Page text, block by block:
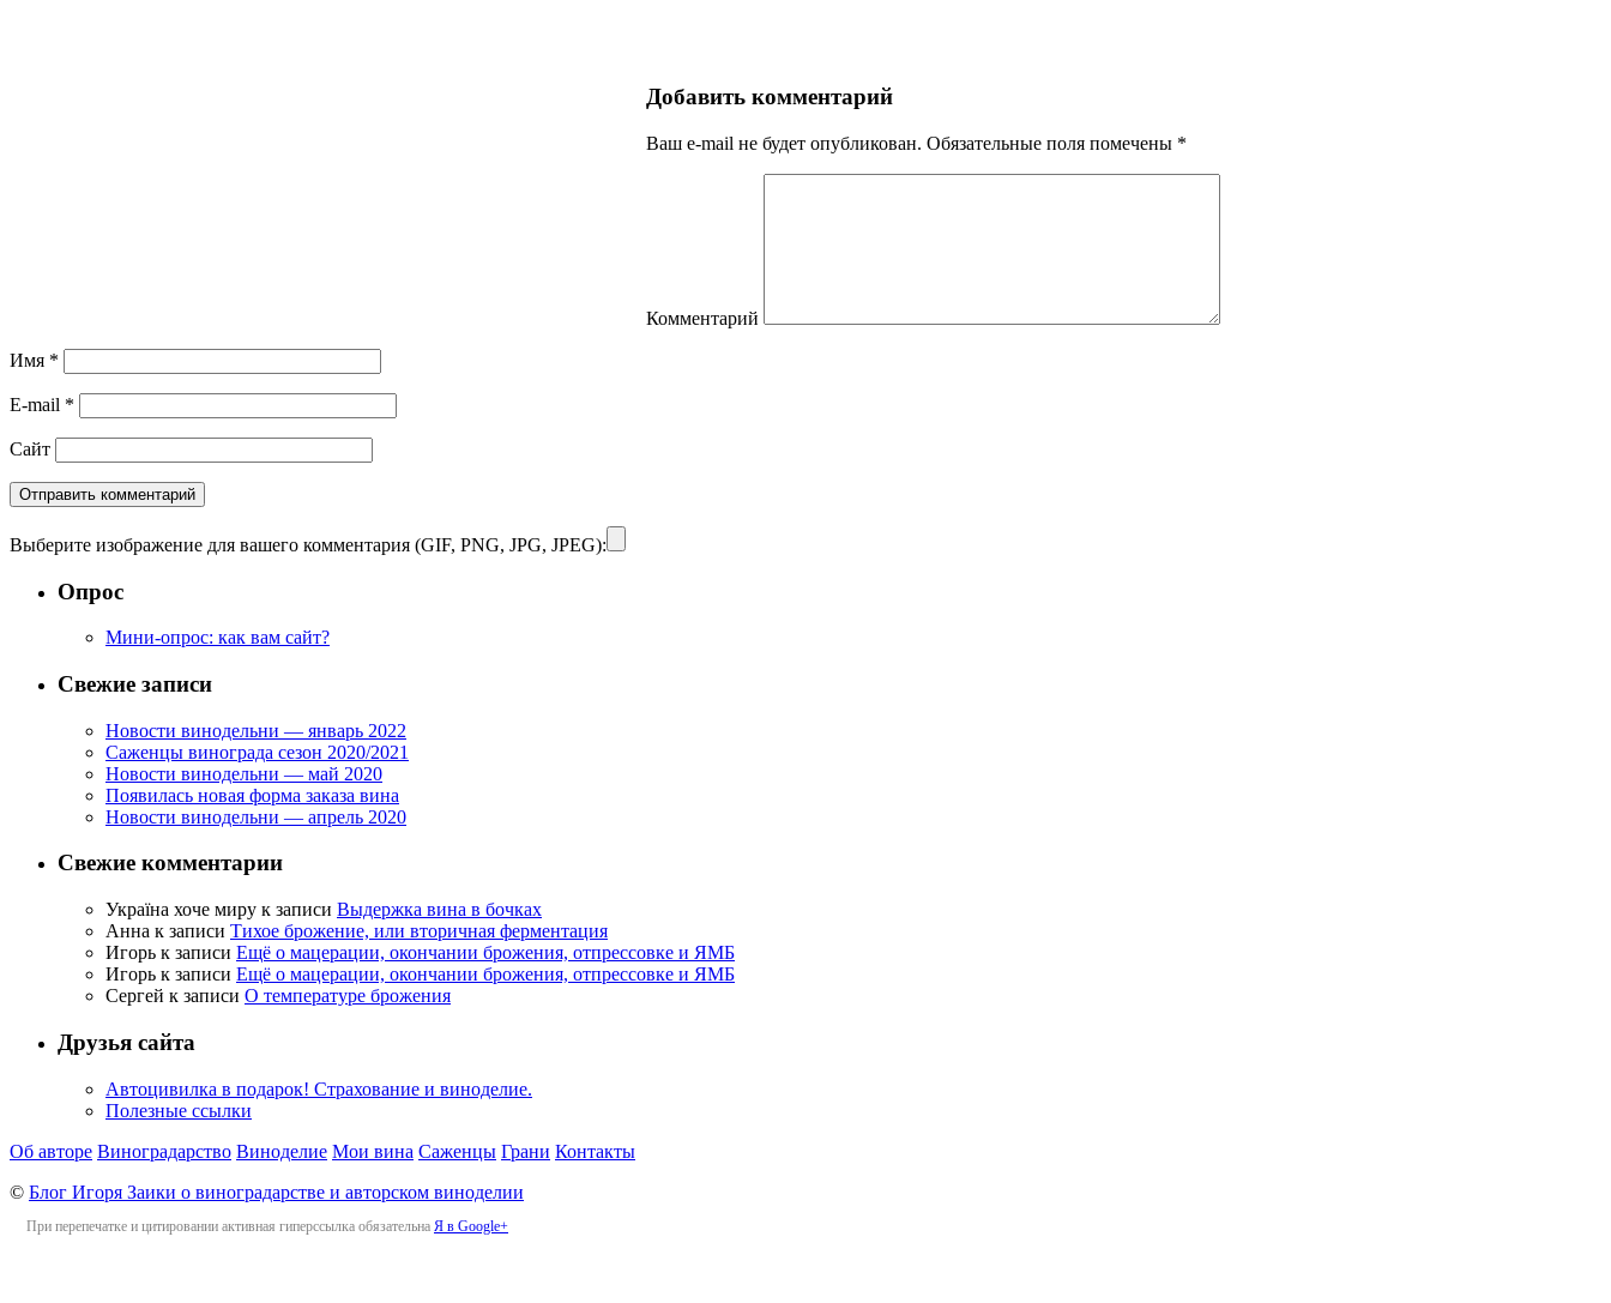
Добавить комментарий
Ваш e-mail не будет опубликован. Обязательные поля помечены *
Комментарий
Имя *
E-mail *
Сайт
Выберите изображение для вашего комментария (GIF, PNG, JPG, JPEG):
Опрос
Мини-опрос: как вам сайт?
Свежие записи
Новости винодельни — январь 2022
Саженцы винограда сезон 2020/2021
Новости винодельни — май 2020
Появилась новая форма заказа вина
Новости винодельни — апрель 2020
Свежие комментарии
Україна хоче миру к записи Выдержка вина в бочках
Анна к записи Тихое брожение, или вторичная ферментация
Игорь к записи Ещё о мацерации, окончании брожения, отпрессовке и ЯМБ
Игорь к записи Ещё о мацерации, окончании брожения, отпрессовке и ЯМБ
Сергей к записи О температуре брожения
Друзья сайта
Автоцивилка в подарок! Страхование и виноделие.
Полезные ссылки
Об авторе Виноградарство Виноделие Мои вина Саженцы Грани Контакты
© Блог Игоря Заики о виноградарстве и авторском виноделии
При перепечатке и цитировании активная гиперссылка обязательна Я в Google+